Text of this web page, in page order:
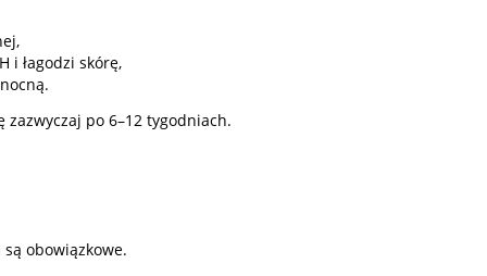
i łagodzi skórę,
po 6–12 tygodniach.
obowiązkowe.